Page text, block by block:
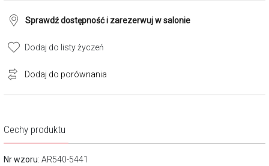
Sprawdź dostępność i zarezerwuj w salonie
Dodaj do listy życzeń
Dodaj do porównania
Cechy produktu
Nr wzoru: AR540-5441